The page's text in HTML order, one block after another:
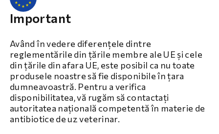
Important
Având în vedere diferențele dintre
reglementările din țările membre ale UE și cele
din țările din afara UE, este posibil ca nu toate
produsele noastre să fie disponibile în țara
dumneavoastră. Pentru a verifica
disponibilitatea, vă rugăm să contactați
autoritatea națională competentă în materie de
antibiotice de uz veterinar.